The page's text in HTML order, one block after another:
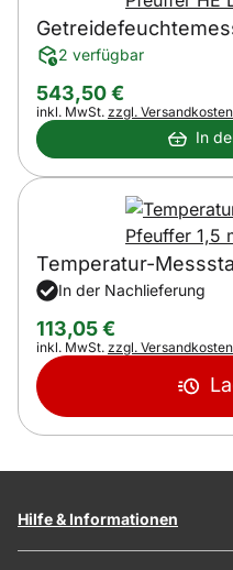
2 verfügbar
543,50€
Steuerhinweis:
inkl. MwSt. zzgl. Versandkosten
In
Temperatur-
In der Nachlieferung
113,05€
Steuerhinweis:
inkl. MwSt. zzgl. Versandkosten
Hilfe & Informationen